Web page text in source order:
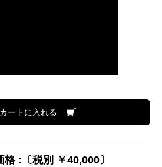
ートに入れる
格 :〔税別 ￥40,000〕